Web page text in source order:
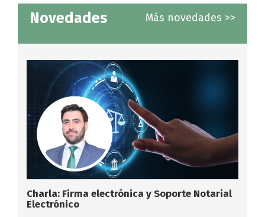
Novedades Más novedades >>
Charla: Firma electrónica y Soporte Notarial
Electrónico